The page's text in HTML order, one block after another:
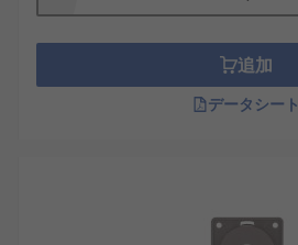
追加
データシート